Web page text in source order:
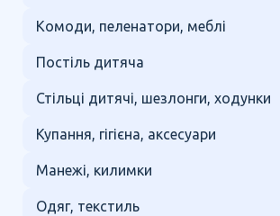
Комоди, пеленатори, меблі
Постіль дитяча
Стільці дитячі, шезлонги, ходунки
Купання, гігієна, аксесуари
Манежі, килимки
Одяг, текстиль